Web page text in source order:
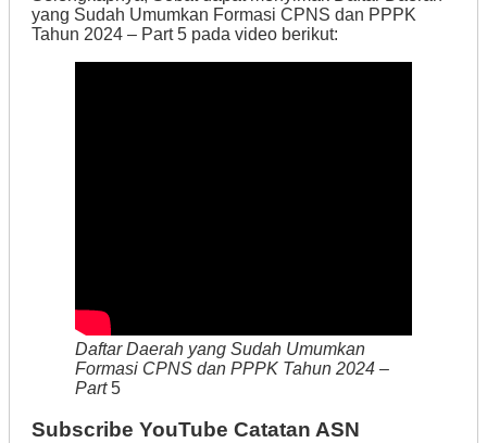
yang Sudah Umumkan Formasi CPNS dan PPPK
Tahun 2024 – Part 5 pada video berikut:
Daftar Daerah yang Sudah Umumkan
Formasi CPNS dan PPPK Tahun 2024 –
Part5
Subscribe YouTube Catatan ASN